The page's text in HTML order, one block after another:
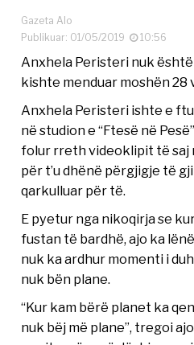
Gazeta Alo
Publikuar: 01/05/2019
10:56
Anxhela Peristeri nuk
kishte menduar moshën 28
Anxhela Peristeri ishte e
në studion e “Ftesë në
folur rreth videoklipit të saj
për t’u dhënë përgjigje të
qarkulluar për të.
E pyetur nga nikoqirja se
fustan të bardhë, ajo ka
nuk ka ardhur momenti i
nuk bën plane.
“Kur kam bërë planet ka
nuk bëj më plane”, tregoi